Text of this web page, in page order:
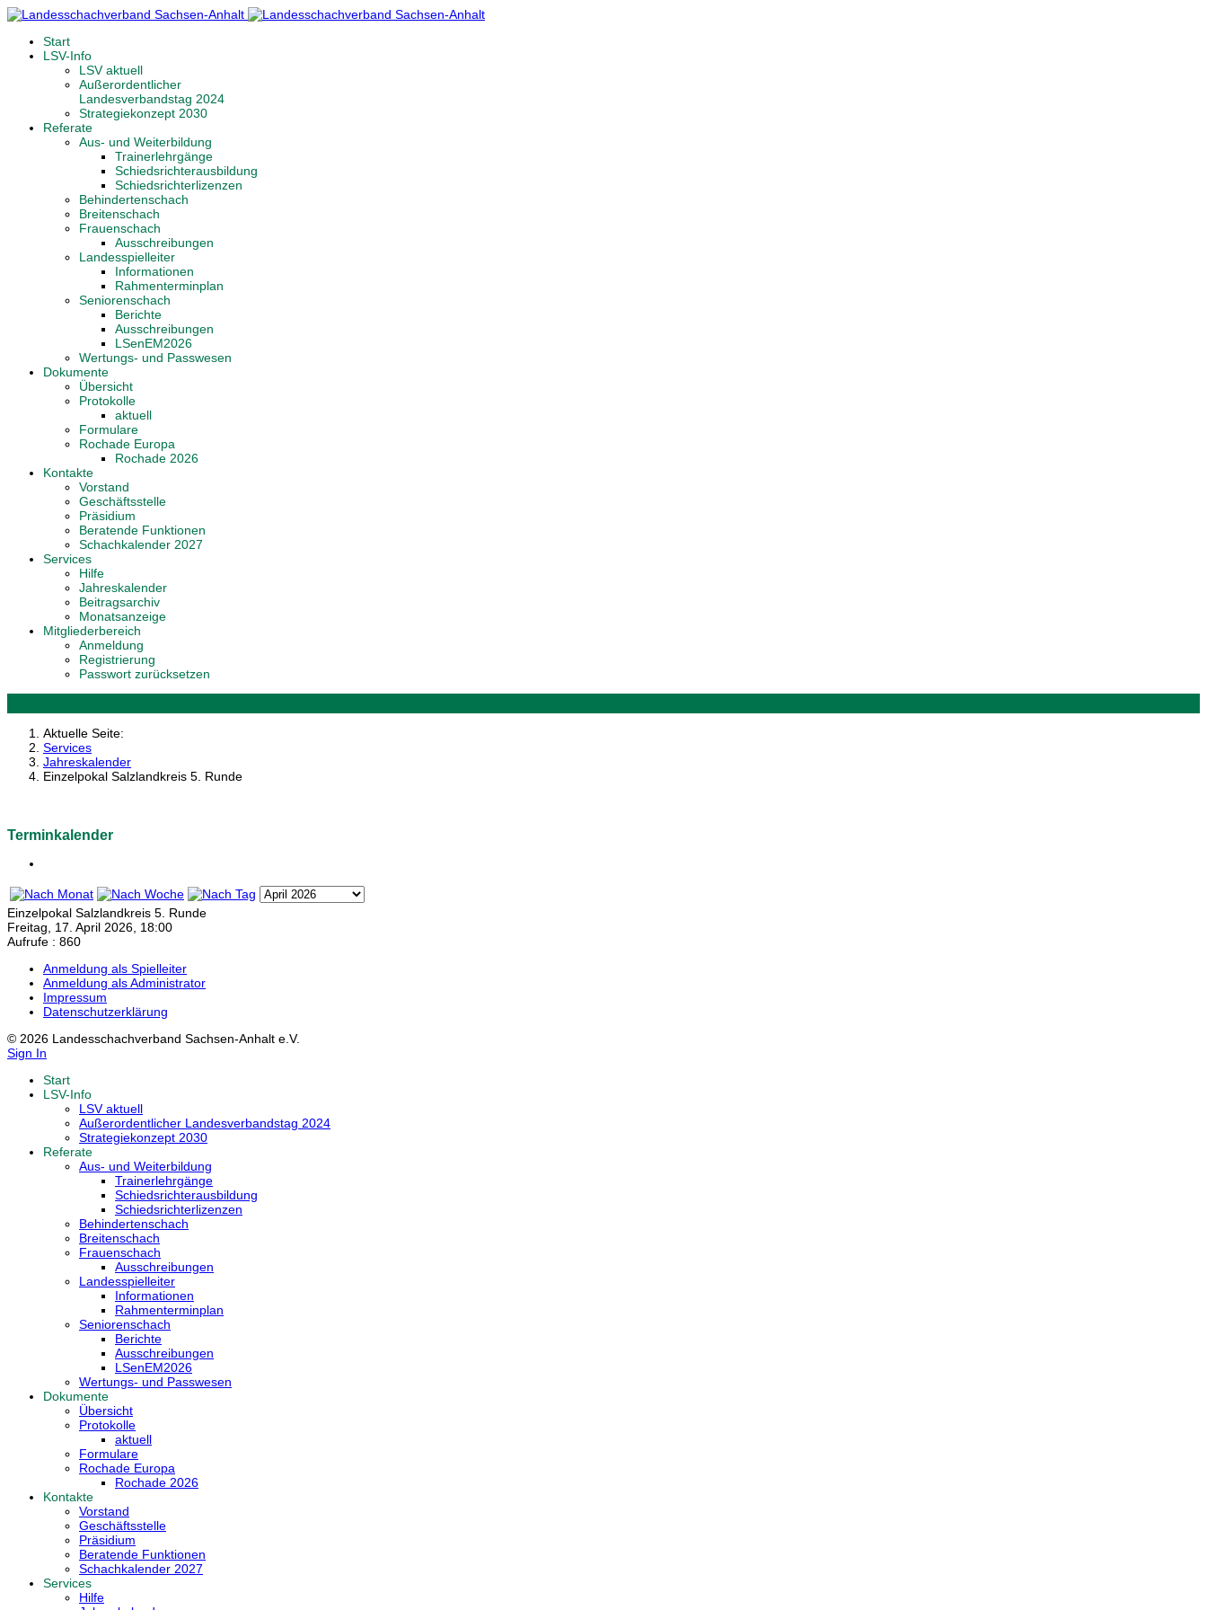
Start
LSV-Info
LSV aktuell
Außerordentlicher
Landesverbandstag 2024
Strategiekonzept 2030
Referate
Aus- und Weiterbildung
Trainerlehrgänge
Schiedsrichterausbildung
Schiedsrichterlizenzen
Behindertenschach
Breitenschach
Frauenschach
Ausschreibungen
Landesspielleiter
Informationen
Rahmenterminplan
Seniorenschach
Berichte
Ausschreibungen
LSenEM2026
Wertungs- und Passwesen
Dokumente
Übersicht
Protokolle
aktuell
Formulare
Rochade Europa
Rochade 2026
Kontakte
Vorstand
Geschäftsstelle
Präsidium
Beratende Funktionen
Schachkalender 2027
Services
Hilfe
Jahreskalender
Beitragsarchiv
Monatsanzeige
Mitgliederbereich
Anmeldung
Registrierung
Passwort zurücksetzen
Aktuelle Seite:
Services
Jahreskalender
Einzelpokal Salzlandkreis 5. Runde
Terminkalender
Einzelpokal Salzlandkreis 5. Runde
Freitag, 17. April 2026, 18:00
Aufrufe : 860
Anmeldung als Spielleiter
Anmeldung als Administrator
Impressum
Datenschutzerklärung
© 2026 Landesschachverband Sachsen-Anhalt e.V.
Sign In
Start
LSV-Info
LSV aktuell
Außerordentlicher Landesverbandstag 2024
Strategiekonzept 2030
Referate
Aus- und Weiterbildung
Trainerlehrgänge
Schiedsrichterausbildung
Schiedsrichterlizenzen
Behindertenschach
Breitenschach
Frauenschach
Ausschreibungen
Landesspielleiter
Informationen
Rahmenterminplan
Seniorenschach
Berichte
Ausschreibungen
LSenEM2026
Wertungs- und Passwesen
Dokumente
Übersicht
Protokolle
aktuell
Formulare
Rochade Europa
Rochade 2026
Kontakte
Vorstand
Geschäftsstelle
Präsidium
Beratende Funktionen
Schachkalender 2027
Services
Hilfe